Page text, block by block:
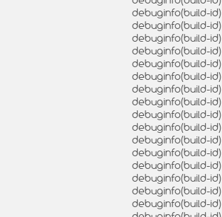
debuginfo(build-
debuginfo(build-id)
debuginfo(build-id)
debuginfo(build-id)
debuginfo(build-
debuginfo(build-id)
debuginfo(build-
debuginfo(build-id)
debuginfo(build-
debuginfo(build-id)
debuginfo(build-
debuginfo(build-
debuginfo(build-
debuginfo(build-id)
debuginfo(build-
debuginfo(build-